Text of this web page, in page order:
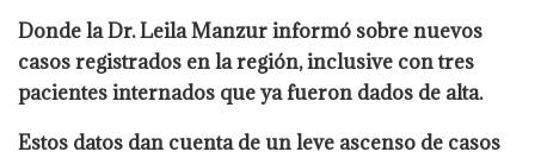
Donde la Dr. Leila Manzur informó sobre nuevos
casos registrados en la región, inclusive con tres
pacientes internados que ya fueron dados de alta.
Estos datos dan cuenta de un leve ascenso de casos